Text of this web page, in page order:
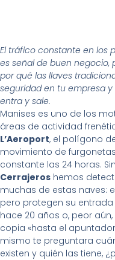
El tráfico constante en los
es señal de buen negocio,
por qué las llaves
seguridad en tu empresa
entra y sale.
Manises es uno de los
áreas de actividad
L’Aeroport, el polígono
movimiento de
constante las 24 horas.
Cerrajeros hemos
muchas de estas naves:
pero protegen su
hace 20 años o, peor
copia «hasta el
mismo te preguntara
existen y quién las tiene,